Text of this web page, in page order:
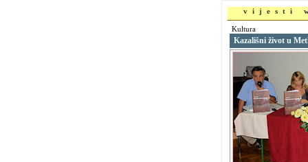
vijesti
Kultura
Kazališni život u